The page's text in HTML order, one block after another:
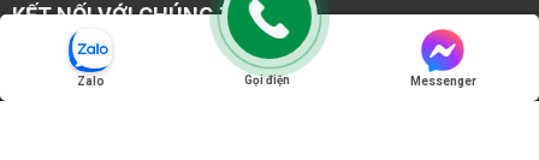
KẾT NỐI VỚI CHÚNG TÔI
Zalo Gọi điện Messenger